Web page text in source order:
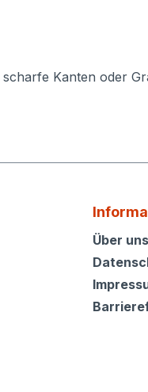
Kanten oder
Über uns